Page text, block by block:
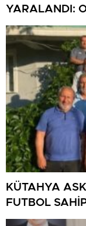
YARALANDI:
YANSIDI
KÜTAHYA
FUTBOL